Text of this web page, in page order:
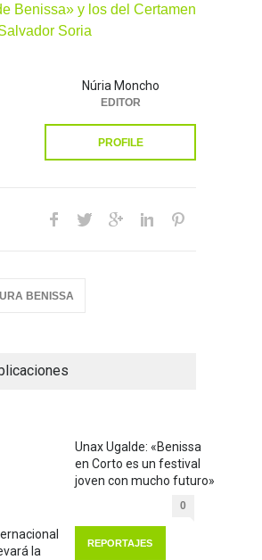
Benissa» y los del Certamen
Soria
Núria Moncho
EDITOR
PROFILE
BENISSA
la
Unax Ugalde: «Benissa
en Corto es un festival
joven con mucho futuro»
0
REPORTAJES